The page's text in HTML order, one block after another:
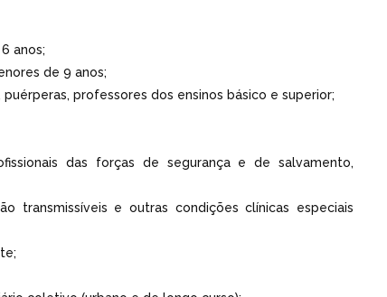
anos;
de 9 anos;
professores dos ensinos básico e superior;
das forças de segurança e de salvamento,
transmissíveis e outras condições clínicas especiais